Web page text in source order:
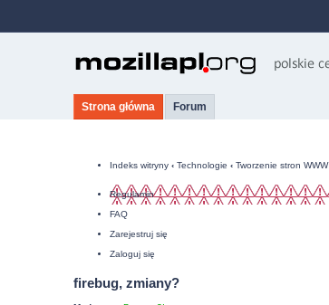
Strona główna Forum
Indeks witryny ‹ Technologie ‹ Tworzenie stron WWW
Regulamin
FAQ
Zarejestruj się
Zaloguj się
firebug, zmiany?